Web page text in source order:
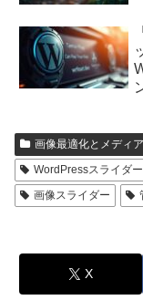
画像最適化とメディ
WordPressスライダー
画像スライダー
X